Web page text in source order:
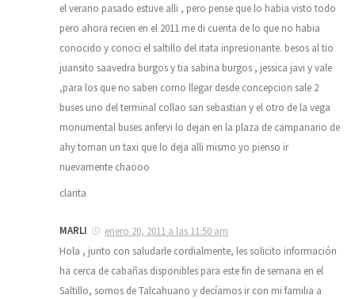
el verano pasado estuve alli , pero pense que lo habia visto todo
pero ahora recien en el 2011 me di cuenta de lo que no habia
conocido y conoci el saltillo del itata inpresionante. besos al tio
juansito saavedra burgos y tia sabina burgos , jessica javi y vale
,para los que no saben como llegar desde concepcion sale 2
buses uno del terminal collao san sebastian y el otro de la vega
monumental buses anfervi lo dejan en la plaza de campanario de
ahy toman un taxi que lo deja alli mismo yo pienso ir
nuevamente chaooo
clarita
MARLI
enero 20, 2011 a las 11:50 am
Hola , junto con saludarle cordialmente, les solicito información
ha cerca de cabañas disponibles para este fin de semana en el
Saltillo, somos de Talcahuano y decíamos ir con mi familia a